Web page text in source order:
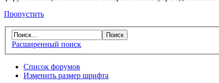
Пропустить
Расширенный поиск
Список форумов
Изменить размер шрифта